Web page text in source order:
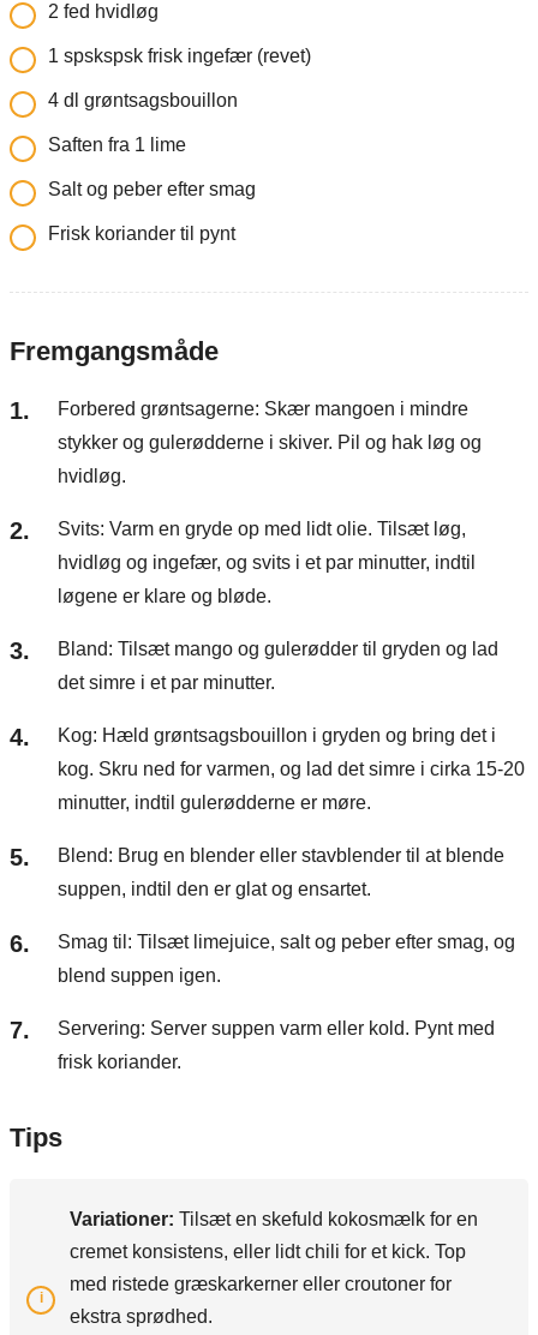
2 fed hvidløg
1 spskspsk frisk ingefær (revet)
4 dl grøntsagsbouillon
Saften fra 1 lime
Salt og peber efter smag
Frisk koriander til pynt
Fremgangsmåde
Forbered grøntsagerne: Skær mangoen i mindre
stykker og gulerødderne i skiver. Pil og hak løg og
hvidløg.
Svits: Varm en gryde op med lidt olie. Tilsæt løg,
hvidløg og ingefær, og svits i et par minutter, indtil
løgene er klare og bløde.
Bland: Tilsæt mango og gulerødder til gryden og lad
det simre i et par minutter.
Kog: Hæld grøntsagsbouillon i gryden og bring det i
kog. Skru ned for varmen, og lad det simre i cirka 15-20
minutter, indtil gulerødderne er møre.
Blend: Brug en blender eller stavblender til at blende
suppen, indtil den er glat og ensartet.
Smag til: Tilsæt limejuice, salt og peber efter smag, og
blend suppen igen.
Servering: Server suppen varm eller kold. Pynt med
frisk koriander.
Tips
Variationer: Tilsæt en skefuld kokosmælk for en
cremet konsistens, eller lidt chili for et kick. Top
med ristede græskarkerner eller croutoner for
ekstra sprødhed.